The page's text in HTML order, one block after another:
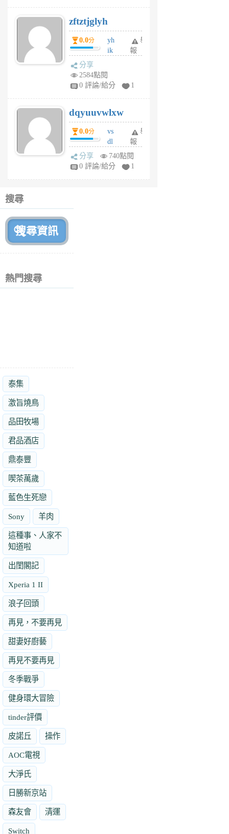
月
前
zftztjglyh
0.0分
yh
ik
tu
6
個
月
前
舉
報
分享
2584點閱
0 評論/給分
1
dqyuuvwlxw
0.0分
vs
dl
sq
fy
舉
報
分享
740點閱
0 評論/給分
1
搜尋
熱門搜尋
泰集
激旨燒鳥
品田牧場
君品酒店
鼎泰豐
喫茶萬歲
藍色生死戀
Sony 羊肉
這種事、人家不
知道啦
出閨閣記
Xperia 1 II
浪子回頭
再見，不要再見
甜妻好廚藝
再見不要再見
冬季戰爭
健身環大冒險
tinder評價
皮諾丘 操作
AOC電視
大淨氏
日勝新京站
森友會 清運
Switch